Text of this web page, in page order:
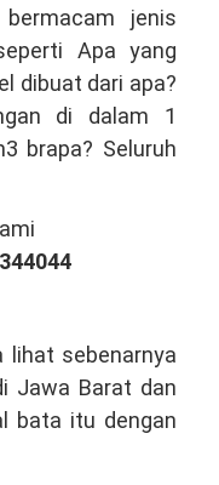
jenis
Apa yang
dibuat dari apa?
di dalam 1
brapa? Seluruh
lihat sebenarnya
Jawa Barat dan
bata itu dengan